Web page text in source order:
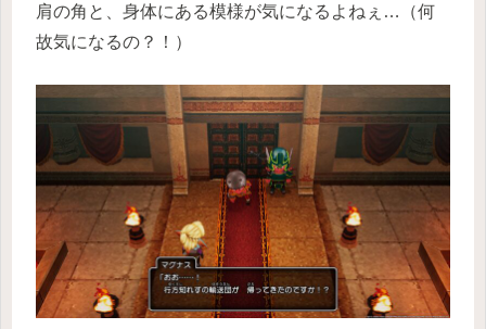
肩の角と、身体にある模様が気になるよねぇ…（何
故気になるの？！）